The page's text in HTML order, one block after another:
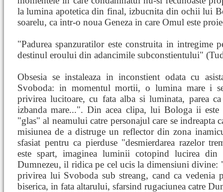
la lumina apotetica din final, izbucnita din ochii lui
soarelu, ca intr-o noua Geneza in care Omul este
"Padurea spanzuratilor este construita in intregime
destinul eroului din adancimile subconstientului"
Obsesia se instaleaza in inconstient odata cu
Svoboda: in momentul mortii, o lumina mare i
privirea lucitoare, cu fata alba si luminata, parea
izbanda mare...". Din acea clipa, lui Bologa ii este
"glas" al neamului catre personajul care se indreapta
misiunea de a distruge un reflector din zona
sfasiat pentru ca pierduse "desmierdarea razelor
este spart, imaginea luminii cotopind lucirea
Dumnezeu, il ridica pe cel ucis la dimensiuni divine:
privirea lui Svoboda sub streang, cand ca vedenia
biserica, in fata altarului, sfarsind rugaciunea catre